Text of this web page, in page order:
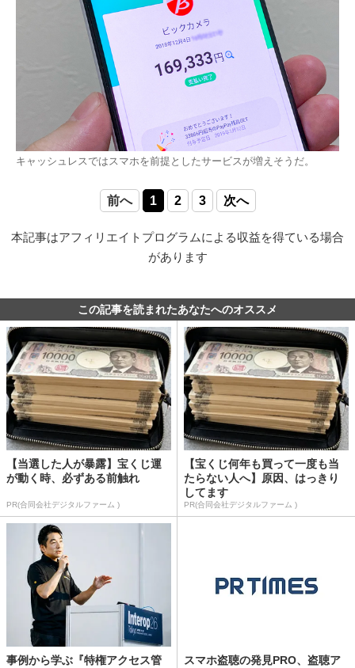
キャッシュレスではスマホを前提としたサービスが増えそうだ。
前へ 1 2 3 次へ
本記事はアフィリエイトプログラムによる収益を得ている場合
があります
この記事を読まれたあなたへのオススメ
【当選した人が暴露】宝くじ運
が動く時、必ずある前触れ
PR(合同会社デジタルファーム )
【宝くじ何年も買って一度も当
たらない人へ】原因、はっきり
してます
PR(合同会社デジタルファーム )
事例から学ぶ『特権アクセス管 スマホ盗聴の発見PRO、盗聴ア